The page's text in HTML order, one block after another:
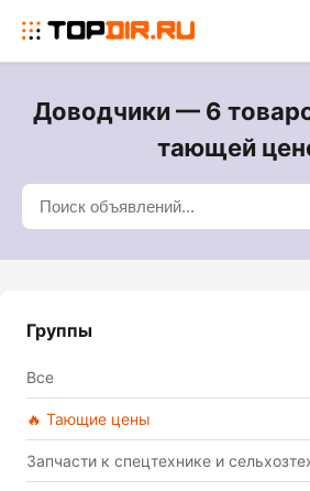
Доводчики — 6
тающей
Группы
Все
🔥 Тающие цены
Запчасти к спецтехнике и